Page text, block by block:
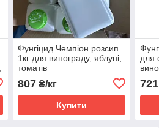
Фунгіцид Чемпіон розсип
1кг для винограду, яблуні,
томатів
807₴/кг
Купити
для
721